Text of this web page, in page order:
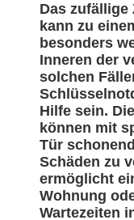
Das zufällige
kann zu
besonders
Inneren der
solchen
Hilfe sein.
können mit
Tür
Schäden zu
ermöglicht
Wohnung
Wartezeiten